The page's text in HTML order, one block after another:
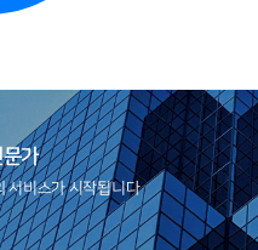
가
서비스가 시작됩니다